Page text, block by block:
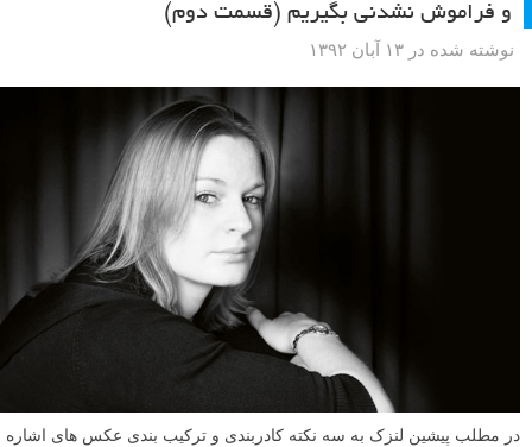
و فراموش نشدنی بگیریم (قسمت دوم)
نوشته شده در ۱۳ آبان ۱۳۹۲
در مطلب پیشین لنزک به سه نکته کادربندی و ترکیب بندی عکس های اشاره